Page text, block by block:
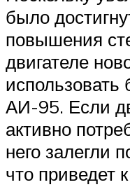
было
повышения
двигателе
использовать
АИ-95. Если
активно
него залегли
что приведет